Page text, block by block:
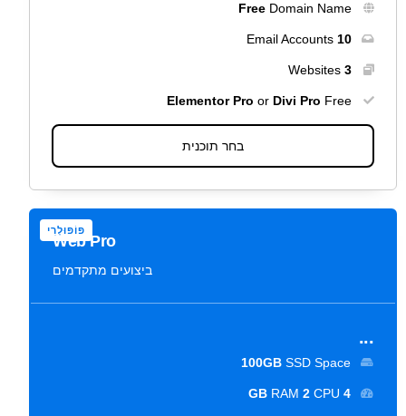
Free Domain Name
10
3
Elementor Pro or Divi Pro Free
בחר תוכנית
פּוֹפּוּלָרִי
Web Pro
ביצועים מתקדמים
...
100GB SSD Space
4 GB
RAM 2 CPU